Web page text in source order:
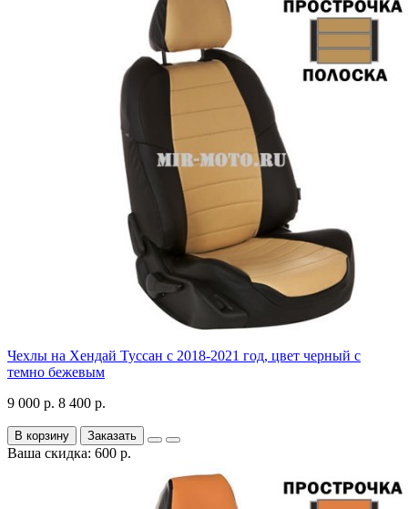
Чехлы на Хендай Туссан с 2018-2021 год, цвет черный с
темно бежевым
9 000 р. 8 400 р.
В корзину Заказать
Ваша скидка: 600 р.